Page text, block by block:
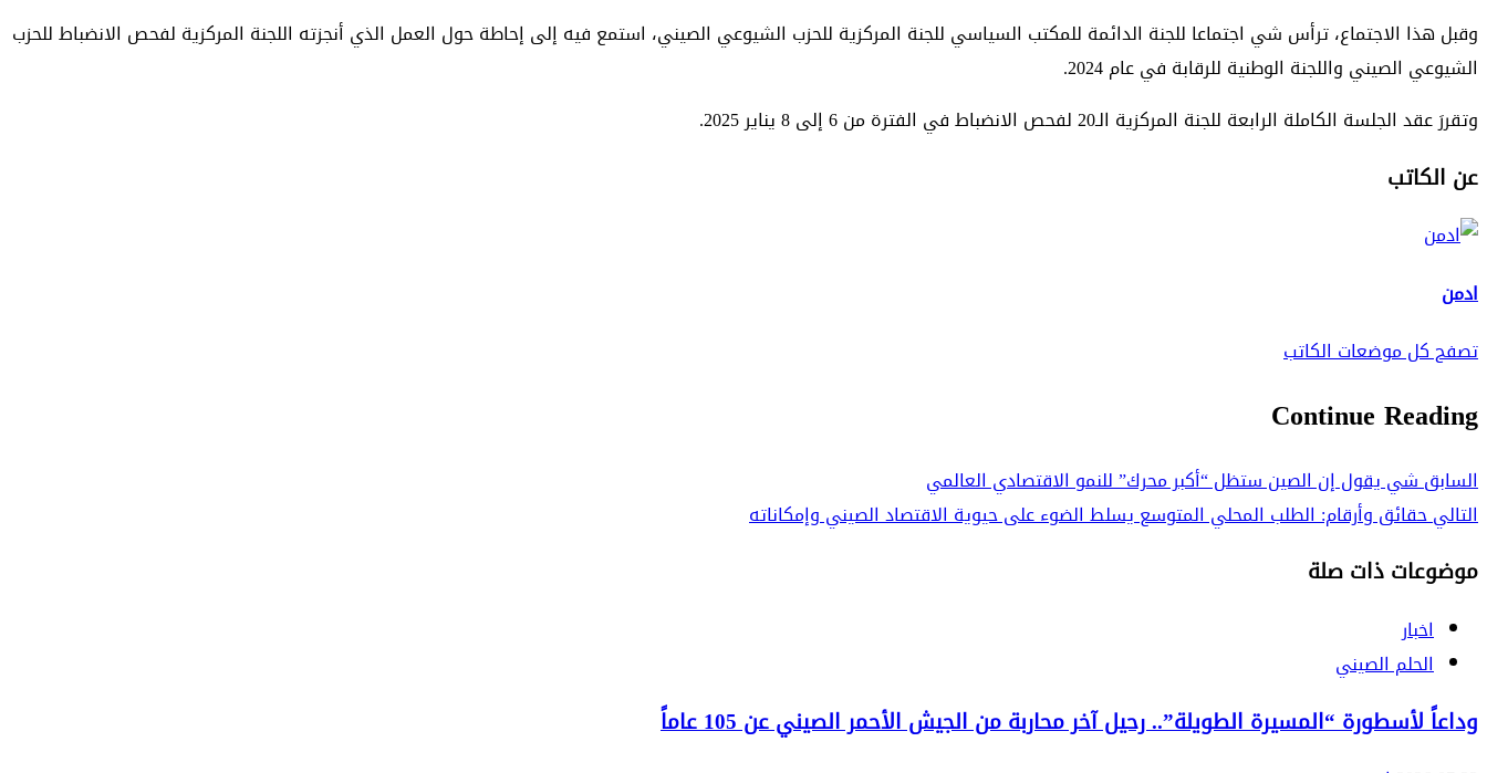
وقبل هذا الاجتماع، ترأس شي اجتماعا للجنة الدائمة للمكتب السياسي للجنة المركزية للحزب الشيوعي الصيني، استمع فيه إلى إحاطة حول العمل الذي أنجزته اللجنة المركزية لفحص الانضباط للحزب
الشيوعي الصيني واللجنة الوطنية للرقابة في عام 2024.
وتقررَ عقد الجلسة الكاملة الرابعة للجنة المركزية الـ20 لفحص الانضباط في الفترة من 6 إلى 8 يناير 2025.
عن الكاتب
ادمن
تصفح كل موضعات الكاتب
Continue Reading
السابقشي يقول إن الصين ستظل “أكبر محرك” للنمو الاقتصادي العالمي
التاليحقائق وأرقام: الطلب المحلي المتوسع يسلط الضوء على حيوية الاقتصاد الصيني وإمكاناته
موضوعات ذات صلة
اخبار
الحلم الصيني
وداعاً لأسطورة “المسيرة الطويلة”.. رحيل آخر محاربة من الجيش الأحمر الصيني عن 105 عاماً